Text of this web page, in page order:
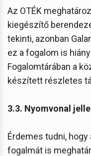
Az OTÉK
kiegészítő
tekinti, azonban
ez a fogalom is
Fogalomtárában a
készített részletes
3.3. Nyomvonal
Érdemes tudni,
fogalmát is